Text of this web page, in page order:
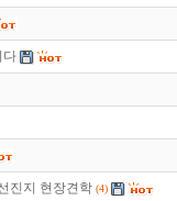
다
진지 현장견학 (4)